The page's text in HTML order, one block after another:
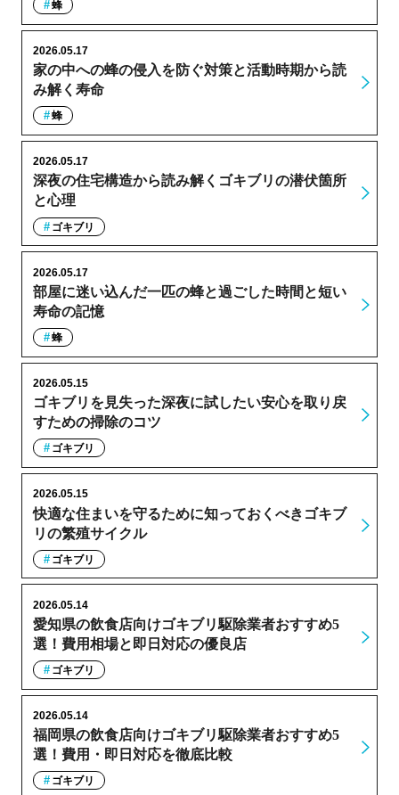
蜂
家の中への蜂の侵入を防ぐ対策と活動時期から読
み解く寿命
2026.05.17
蜂
深夜の住宅構造から読み解くゴキブリの潜伏箇所
と心理
2026.05.17
ゴキブリ
部屋に迷い込んだ一匹の蜂と過ごした時間と短い
寿命の記憶
2026.05.17
蜂
ゴキブリを見失った深夜に試したい安心を取り戻
すための掃除のコツ
2026.05.15
ゴキブリ
快適な住まいを守るために知っておくべきゴキブ
リの繁殖サイクル
2026.05.15
ゴキブリ
愛知県の飲食店向けゴキブリ駆除業者おすすめ5
選！費用相場と即日対応の優良店
2026.05.14
ゴキブリ
福岡県の飲食店向けゴキブリ駆除業者おすすめ5
選！費用・即日対応を徹底比較
2026.05.14
ゴキブリ